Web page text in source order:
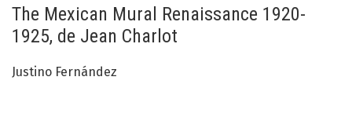
The Mexican Mural Renaissance 1920-
1925, de Jean Charlot
Justino Fernández